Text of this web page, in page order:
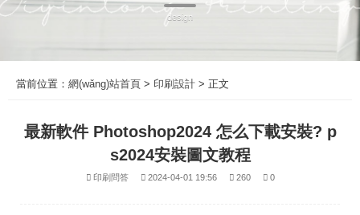
design
當前位置： 網(wǎng)站首頁 > 印刷設計 > 正文
最新軟件 Photoshop2024 怎么下載安裝? p
s2024安裝圖文教程
印刷問答 2024-04-01 19:56 260 0